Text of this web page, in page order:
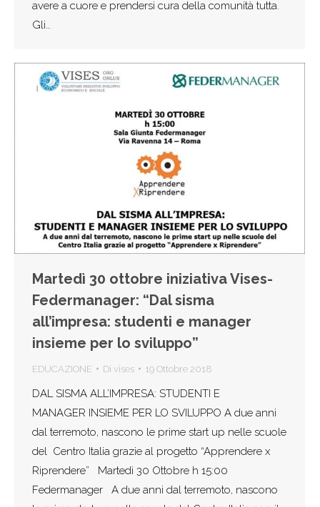
avere a cuore e prendersi cura della comunità tutta.
Gli…
Martedì 30 ottobre iniziativa Vises-
Federmanager: “Dal sisma
all’impresa: studenti e manager
insieme per lo sviluppo”
EDUCAZIONE Di vises 19 Ottobre 2018
DAL SISMA ALL’IMPRESA: STUDENTI E
MANAGER INSIEME PER LO SVILUPPO A due anni
dal terremoto, nascono le prime start up nelle scuole
del Centro Italia grazie al progetto “Apprendere x
Riprendere” Martedì 30 Ottobre h 15:00
Federmanager A due anni dal terremoto, nascono